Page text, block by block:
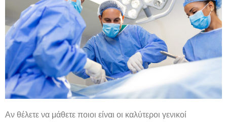
Αν θέλετε να μάθετε ποιοι είναι οι καλύτεροι γενικοί